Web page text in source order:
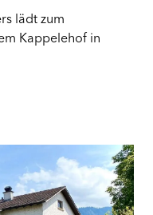
lädt zum
Kappelehof in